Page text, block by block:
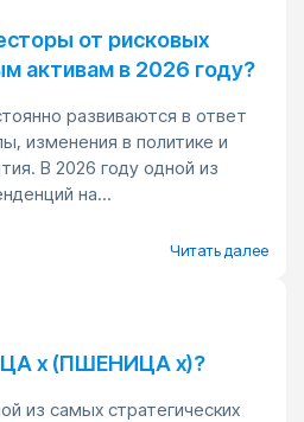
от рисковых
активам в 2026 году?
развиваются в ответ
изменения в политике и
В 2026 году одной из
на...
Читать далее
x (ПШЕНИЦА x)?
из самых стратегических